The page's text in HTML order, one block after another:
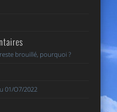
brouillé, pourquoi ?
01/O7/2022